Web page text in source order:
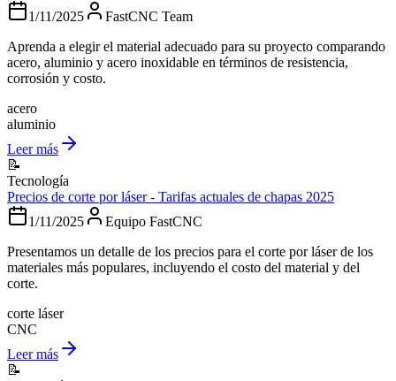
1/11/2025
FastCNC Team
Aprenda a elegir el material adecuado para su proyecto comparando
acero, aluminio y acero inoxidable en términos de resistencia,
corrosión y costo.
acero
aluminio
Leer más
📝
Tecnología
Precios de corte por láser - Tarifas actuales de chapas 2025
1/11/2025
Equipo FastCNC
Presentamos un detalle de los precios para el corte por láser de los
materiales más populares, incluyendo el costo del material y del
corte.
corte láser
CNC
Leer más
📝